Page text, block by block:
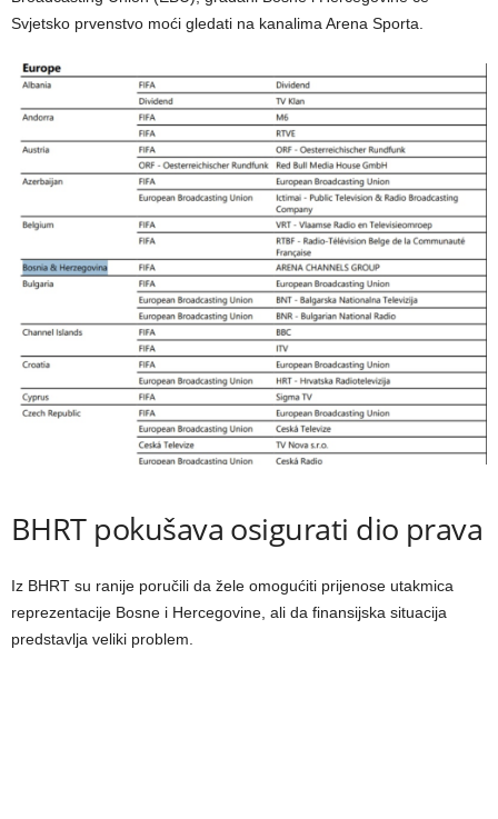
Svjetsko prvenstvo moći gledati na kanalima Arena Sporta.
BHRT pokušava osigurati dio prava
Iz BHRT su ranije poručili da žele omogućiti prijenose utakmica
reprezentacije Bosne i Hercegovine, ali da finansijska situacija
predstavlja veliki problem.